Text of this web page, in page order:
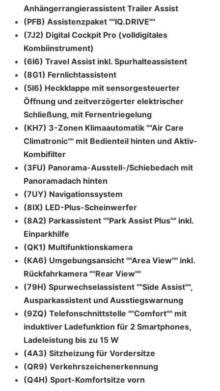
Anhängerrangierassistent Trailer Assist
(PFB) Assistenzpaket ""IQ.DRIVE""
(7J2) Digital Cockpit Pro (volldigitales
Kombiinstrument)
(6I6) Travel Assist inkl. Spurhalteassistent
(8G1) Fernlichtassistent
(5I6) Heckklappe mit sensorgesteuerter
Öffnung und zeitverzögerter elektrischer
Schließung, mit Fernentriegelung
(KH7) 3-Zonen Klimaautomatik ""Air Care
Climatronic"" mit Bedienteil hinten und Aktiv-
Kombifilter
(3FU) Panorama-Ausstell-/Schiebedach mit
Panoramadach hinten
(7UY) Navigationssystem
(8IX) LED-Plus-Scheinwerfer
(8A2) Parkassistent ""Park Assist Plus"" inkl.
Einparkhilfe
(QK1) Multifunktionskamera
(KA6) Umgebungsansicht ""Area View"" inkl.
Rückfahrkamera ""Rear View""
(79H) Spurwechselassistent ""Side Assist"",
Ausparkassistent und Ausstiegswarnung
(9ZQ) Telefonschnittstelle ""Comfort"" mit
induktiver Ladefunktion für 2 Smartphones,
Ladeleistung bis zu 15 W
(4A3) Sitzheizung für Vordersitze
(QR9) Verkehrszeichenerkennung
(Q4H) Sport-Komfortsitze vorn